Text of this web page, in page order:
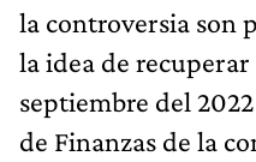
la controversia son
la idea de recuperar
septiembre del 2022
de Finanzas de la